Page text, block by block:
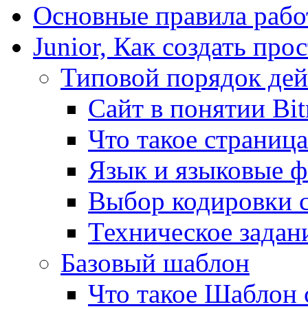
Основные правила
Junior, Как создать
Типовой порядок
Сайт в понятии
Что такое страница
Язык и языковые
Выбор кодировки
Техническое
Базовый шаблон
Что такое Шаблон